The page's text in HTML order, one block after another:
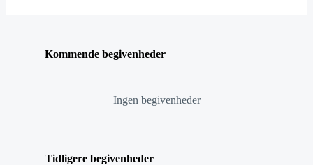
Kommende begivenheder
Ingen begivenheder
Tidligere begivenheder